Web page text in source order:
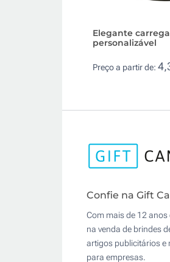
Elegante
personalizável
Preço a partir de:
Confie na Gift
Com mais de 12 anos
na venda de brindes
artigos publicitários e
para empresas.